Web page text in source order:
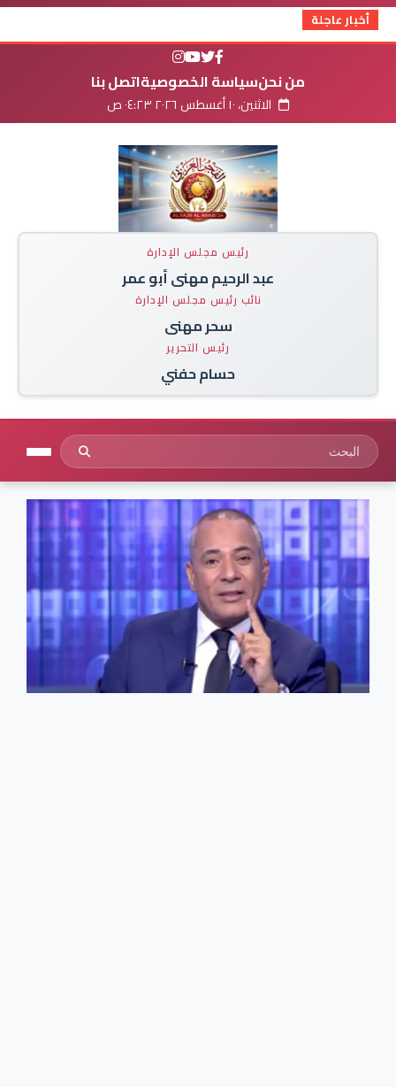
أخبار عاجلة
من نحنسياسة الخصوصيةاتصل بنا
الاثنين، ١٠ أغسطس ٢٠٢٦ ٠٤:٢٣ ص
رئيس مجلس الإدارة
عبد الرحيم مهنى أبو عمر
نائب رئيس مجلس الإدارة
سحر مهنى
رئيس التحرير
حسام حفني